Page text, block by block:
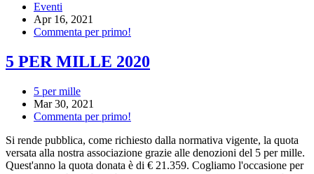
Eventi
Apr 16, 2021
Commenta per primo!
5 PER MILLE 2020
5 per mille
Mar 30, 2021
Commenta per primo!
Si rende pubblica, come richiesto dalla normativa vigente, la quota
versata alla nostra associazione grazie alle denozioni del 5 per mille.
Quest'anno la quota donata è di € 21.359. Cogliamo l'occasione per